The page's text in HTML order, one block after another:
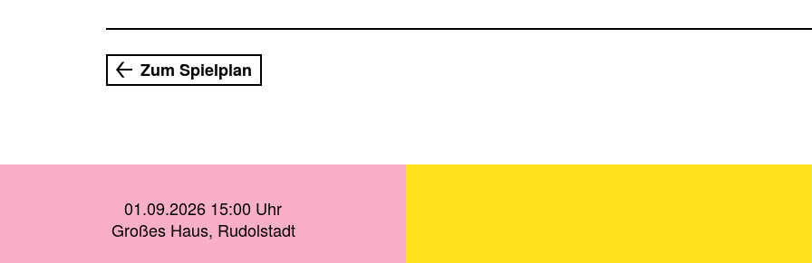
Zum Spielplan
01.09.2026 15:00 Uhr
Großes Haus, Rudolstadt